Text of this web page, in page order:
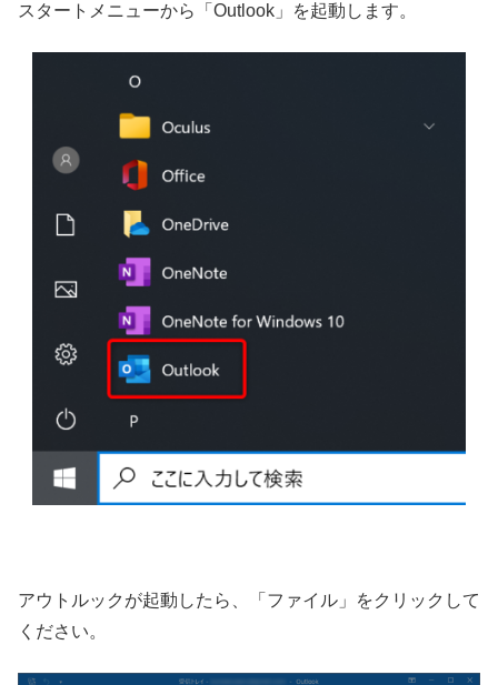
スタートメニューから「Outlook」を起動します。
アウトルックが起動したら、「ファイル」をクリックして
ください。